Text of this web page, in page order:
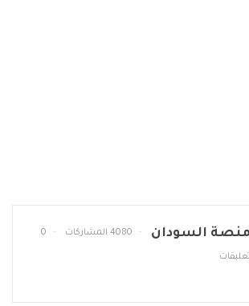
منصة السودان 4080 المشاركات 0
تعليقات